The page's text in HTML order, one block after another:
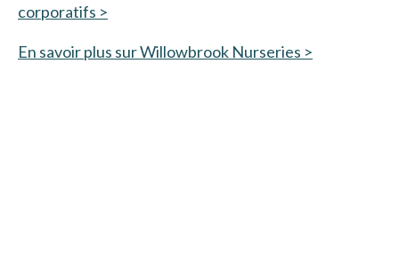
corporatifs >
En savoir plus sur Willowbrook Nurseries >